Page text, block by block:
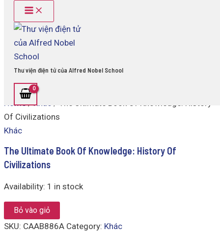
content
Main
Menu
Thư viện điện tử của Alfred Nobel School
Home/Khác / The Ultimate Book Of Knowledge: History
Of Civilizations
Khác
The Ultimate Book Of Knowledge: History Of
Civilizations
Availability: 1 in stock
Ultimate
Book
Knowledge:
History
Civilizations
quantity
Bỏ vào giỏ
SKU: CAAB886A Category: Khác